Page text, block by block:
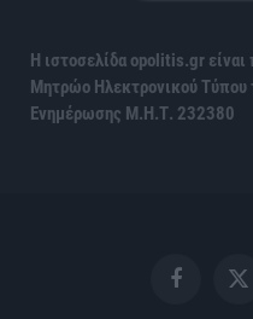
Η ιστοσελίδα opolitis.gr
Μητρώο Ηλεκτρονικού Τύπου
Ενημέρωσης Μ.Η.Τ. 232380
FacebookX